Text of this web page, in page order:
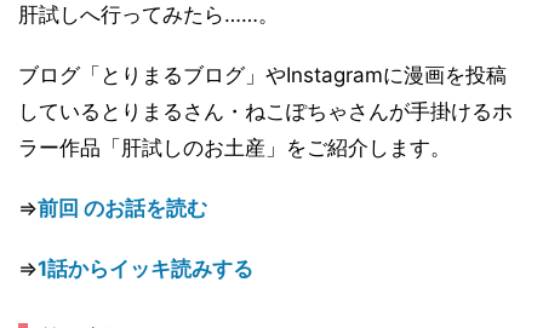
肝試しへ行ってみたら……。
ブログ「とりまるブログ」やInstagramに漫画を投稿
しているとりまるさん・ねこぽちゃさんが手掛けるホ
ラー作品「肝試しのお土産」をご紹介します。
⇒前回 のお話を読む
⇒1話からイッキ読みする